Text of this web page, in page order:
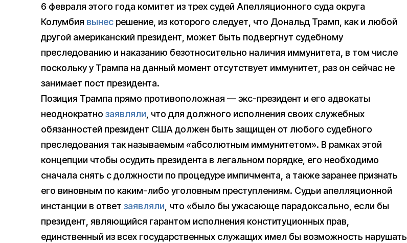
6 февраля этого года комитет из трех судей Апелляционного суда округа
Колумбия вынес решение, из которого следует, что Дональд Трамп, как и любой
другой американский президент, может быть подвергнут судебному
преследованию и наказанию безотносительно наличия иммунитета, в том числе
поскольку у Трампа на данный момент отсутствует иммунитет, раз он сейчас не
занимает пост президента.
Позиция Трампа прямо противоположная — экс-президент и его адвокаты
неоднократно заявляли, что для должного исполнения своих служебных
обязанностей президент США должен быть защищен от любого судебного
преследования так называемым «абсолютным иммунитетом». В рамках этой
концепции чтобы осудить президента в легальном порядке, его необходимо
сначала снять с должности по процедуре импичмента, а также заранее признать
его виновным по каким-либо уголовным преступлениям. Судьи апелляционной
инстанции в ответ заявляли, что «было бы ужасающе парадоксально, если бы
президент, являющийся гарантом исполнения конституционных прав,
единственный из всех государственных служащих имел бы возможность нарушать